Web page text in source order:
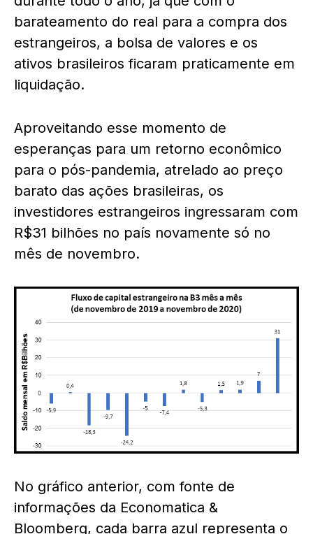
barateamento do real para a compra dos
estrangeiros, a bolsa de valores e os
ativos brasileiros ficaram praticamente em
liquidação.
Aproveitando esse momento de
esperanças para um retorno econômico
para o pós-pandemia, atrelado ao preço
barato das ações brasileiras, os
investidores estrangeiros ingressaram com
R$31 bilhões no país novamente só no
mês de novembro.
No gráfico anterior, com fonte de
informações da Economatica &
Bloomberg, cada barra azul representa o